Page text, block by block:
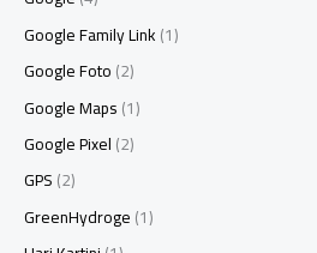
Google Family Link(1)
Google Foto(2)
Google Maps(1)
Google Pixel(2)
GPS(2)
GreenHydroge(1)